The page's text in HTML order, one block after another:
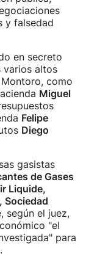
y falsedad
en secreto
varios altos
como
Miguel
Felipe
Diego
gasistas
de Gases
Liquide,
Sociedad
según el juez,
"el
para